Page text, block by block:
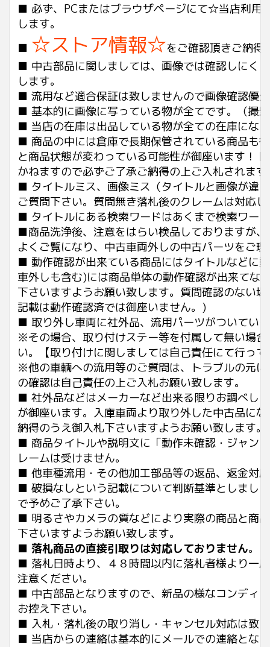
■ 必ず、PCまたはブラウザページにて☆当店利用
します。
■ ☆ストア情報☆をご確認頂きご納得
■ 中古部品に関しましては、画像では確認しにく
します。
■ 流用など適合保証は致しませんので画像確認優
■ 基本的に画像に写っている物が全てです。（撮
■ 当店の在庫は出品している物が全ての在庫にな
■ 商品の中には倉庫で長期保管されている商品も
と商品状態が変わっている可能性が御座います！
かねますので必ずご了承ご納得の上ご入札されま
■ タイトルミス、画像ミス（タイトルと画像が違
ご質問下さい。質問無き落札後のクレームは対応
■ タイトルにある検索ワードはあくまで検索ワー
■商品洗浄後、注意をはらい検品しておりますが
よくご覧になり、中古車両外しの中古パーツをご
■ 動作確認が出来ている商品にはタイトルなどに
車外しも含む)には商品単体の動作確認が出来てな
下さいますようお願い致します。質問確認のない
記載は動作確認済では御座いません。)
■ 取り外し車両に社外品、流用パーツがついてい
※その場合、取り付けステー等を付属して無い場
い。【取り付けに関しましては自己責任にて行っ
※他の車輌への流用等のご質問は、トラブルの元
の確認は自己責任の上ご入札お願い致します。
■ 社外品などはメーカーなど出来る限りお調べし
が御座います。入庫車両より取り外した中古品に
納得のうえ御入札下さいますようお願い致します。
■ 商品タイトルや説明文に「動作未確認・ジャン
レームは受けません。
■ 他車種流用・その他加工部品等の返品、返金対
■ 破損なしという記載について判断基準としまし
で予めご了承下さい。
■ 明るさやカメラの質などにより実際の商品と商
下さいますようお願い致します。
■ 落札商品の直接引取りは対応しておりません。
■ 落札日時より、４８時間以内に落札者様より一
注意ください。
■ 中古部品となりますので、新品の様なコンディ
お控え下さい。
■ 入札・落札後の取り消し・キャンセル対応は致
■ 当店からの連絡は基本的にメールでの連絡とな